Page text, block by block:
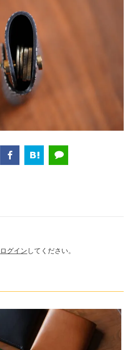
ログイン してください。